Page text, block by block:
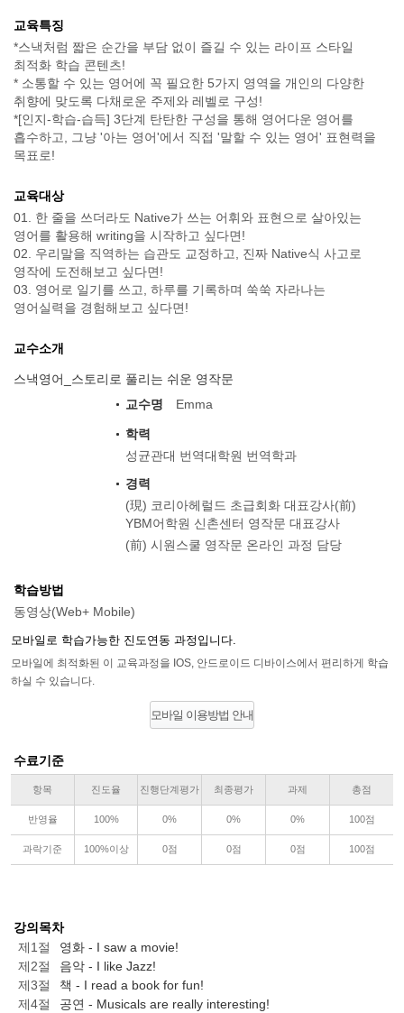
교육특징
*스낵처럼 짧은 순간을 부담 없이 즐길 수 있는 라이프 스타일
최적화 학습 콘텐츠!
* 소통할 수 있는 영어에 꼭 필요한 5가지 영역을 개인의 다양한
취향에 맞도록 다채로운 주제와 레벨로 구성!
*[인지-학습-습득] 3단계 탄탄한 구성을 통해 영어다운 영어를
흡수하고, 그냥 '아는 영어'에서 직접 '말할 수 있는 영어' 표현력을
목표로!
교육대상
01. 한 줄을 쓰더라도 Native가 쓰는 어휘와 표현으로 살아있는
영어를 활용해 writing을 시작하고 싶다면!
02. 우리말을 직역하는 습관도 교정하고, 진짜 Native식 사고로
영작에 도전해보고 싶다면!
03. 영어로 일기를 쓰고, 하루를 기록하며 쑥쑥 자라나는
영어실력을 경험해보고 싶다면!
교수소개
스낵영어_스토리로 풀리는 쉬운 영작문
교수명
Emma
학력
성균관대 번역대학원 번역학과
경력
(現) 코리아헤럴드 초급회화 대표강사(前)
YBM어학원 신촌센터 영작문 대표강사
(前) 시원스쿨 영작문 온라인 과정 담당
학습방법
동영상(Web+ Mobile)
모바일로 학습가능한 진도연동 과정입니다.
모바일에 최적화된 이 교육과정을 IOS, 안드로이드 디바이스에서 편리하게 학습
하실 수 있습니다.
모바일 이용방법 안내
수료기준
항목 진도율 진행단계평가 최종평가 과제 총점
반영율 100% 0% 0% 0% 100점
과락기준 100%이상 0점 0점 0점 100점
강의목차
제1절
영화 - I saw a movie!
제2절
음악 - I like Jazz!
제3절
책 - I read a book for fun!
제4절
공연 - Musicals are really interesting!